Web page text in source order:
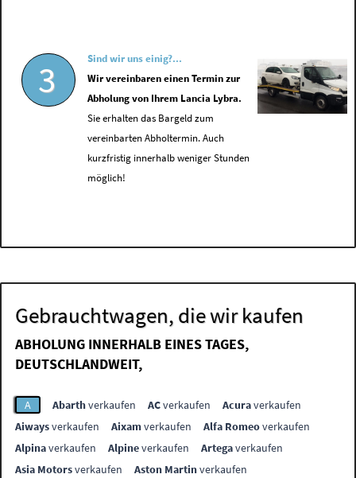
3
Sind wir uns einig?...
Wir vereinbaren einen Termin zur
Abholung von Ihrem Lancia Lybra.
Sie erhalten das Bargeld zum
vereinbarten Abholtermin. Auch
kurzfristig innerhalb weniger Stunden
möglich!
Gebrauchtwagen, die wir kaufen
ABHOLUNG INNERHALB EINES TAGES,
DEUTSCHLANDWEIT,
A Abarthverkaufen ACverkaufen Acuraverkaufen
Aiwaysverkaufen Aixamverkaufen Alfa Romeoverkaufen
Alpinaverkaufen Alpineverkaufen Artegaverkaufen
Asia Motorsverkaufen Aston Martinverkaufen